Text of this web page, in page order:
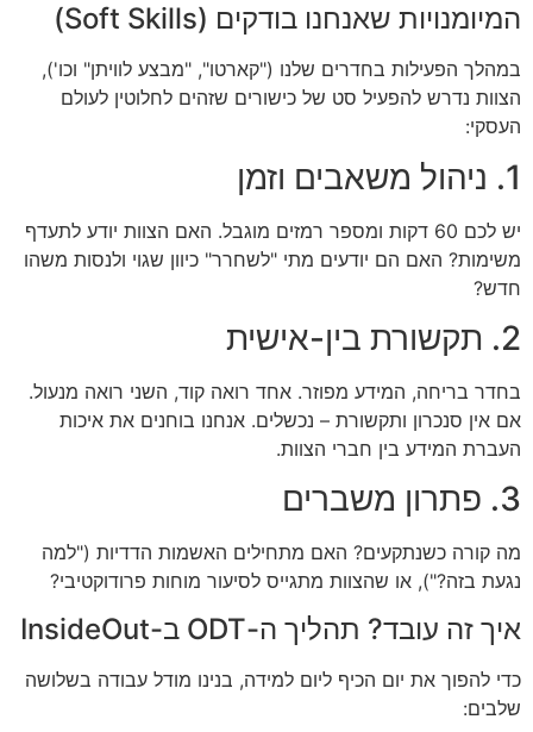
המיומנויות שאנחנו בודקים (Soft Skills)
במהלך הפעילות בחדרים שלנו ("קארטו", "מבצע לוויתן" וכו'),
הצוות נדרש להפעיל סט של כישורים שזהים לחלוטין לעולם
העסקי:
1. ניהול משאבים וזמן
יש לכם 60 דקות ומספר רמזים מוגבל. האם הצוות יודע לתעדף
משימות? האם הם יודעים מתי "לשחרר" כיוון שגוי ולנסות משהו
חדש?
2. תקשורת בין-אישית
בחדר בריחה, המידע מפוזר. אחד רואה קוד, השני רואה מנעול.
אם אין סנכרון ותקשורת – נכשלים. אנחנו בוחנים את איכות
העברת המידע בין חברי הצוות.
3. פתרון משברים
מה קורה כשנתקעים? האם מתחילים האשמות הדדיות ("למה
נגעת בזה?"), או שהצוות מתגייס לסיעור מוחות פרודוקטיבי?
איך זה עובד? תהליך ה-ODT ב-InsideOut
כדי להפוך את יום הכיף ליום למידה, בנינו מודל עבודה בשלושה
שלבים: